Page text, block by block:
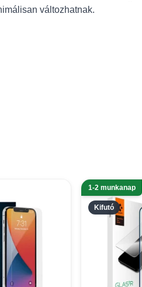
változhatnak.
Kifutó
1-2 munkanap